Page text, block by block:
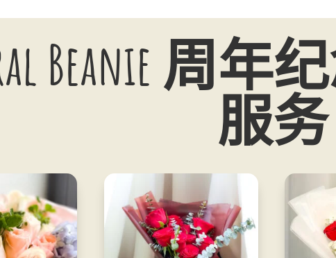
Beanie 周
服务